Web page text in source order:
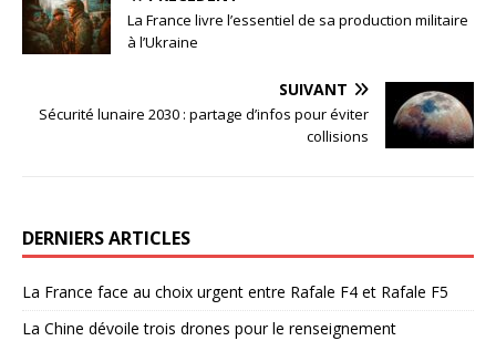
La France livre l’essentiel de sa production militaire
à l’Ukraine
SUIVANT
Sécurité lunaire 2030 : partage d’infos pour éviter
collisions
DERNIERS ARTICLES
La France face au choix urgent entre Rafale F4 et Rafale F5
La Chine dévoile trois drones pour le renseignement